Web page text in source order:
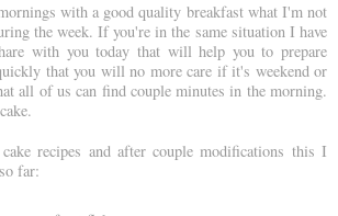
with a good quality breakfast what I'm not
the week. If you're in the same situation I have
with you today that will help you to prepare
that you will no more care if it's weekend or
all of us can find couple minutes in the morning.
recipes and after couple modifications this I
far: